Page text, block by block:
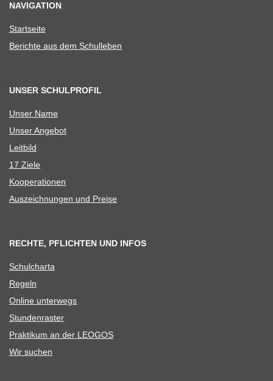
NAVIGATION
Start­seite
Berichte aus dem Schulleben
UNSER SCHULPROFIL
Unser Name
Unser Ange­bot
Leit­bild
17 Ziele
Koope­ra­tio­nen
Aus­zeich­nun­gen und Preise
RECHTE, PFLICHTEN UND INFOS
Schul­charta
Regeln
Online unter­wegs
Stun­den­ras­ter
Prak­ti­kum an der LEOGOS
Wir suchen